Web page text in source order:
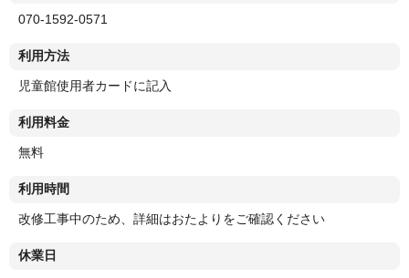
070-1592-0571
利用方法
児童館使用者カードに記入
利用料金
無料
利用時間
改修工事中のため、詳細はおたよりをご確認ください
休業日